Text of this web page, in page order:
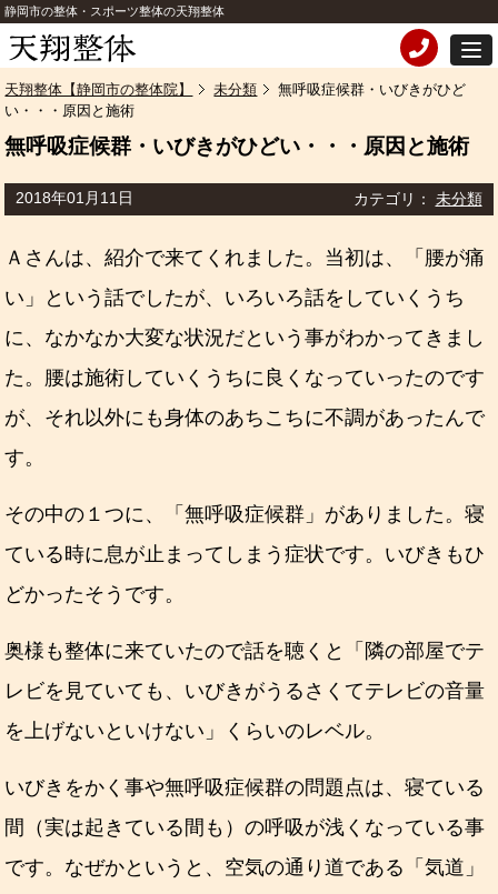
静岡市の整体・スポーツ整体の天翔整体
天翔整体【静岡市の整体院】 未分類
無呼吸症候群・いびきがひど
い・・・原因と施術
無呼吸症候群・いびきがひどい・・・原因と施術
2018年01月11日 カテゴリ： 未分類
Ａさんは、紹介で来てくれました。当初は、「腰が痛
い」という話でしたが、いろいろ話をしていくうち
に、なかなか大変な状況だという事がわかってきまし
た。腰は施術していくうちに良くなっていったのです
が、それ以外にも身体のあちこちに不調があったんで
す。
その中の１つに、「無呼吸症候群」がありました。寝
ている時に息が止まってしまう症状です。いびきもひ
どかったそうです。
奥様も整体に来ていたので話を聴くと「隣の部屋でテ
レビを見ていても、いびきがうるさくてテレビの音量
を上げないといけない」くらいのレベル。
いびきをかく事や無呼吸症候群の問題点は、寝ている
間（実は起きている間も）の呼吸が浅くなっている事
です。なぜかというと、空気の通り道である「気道」